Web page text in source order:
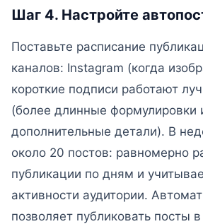
Шаг 4. Настройте
Поставьте расписание
каналов: Instagram (когда
короткие подписи работают
(более длинные формулировки
дополнительные детали). В
около 20 постов: равномерно
публикации по дням и
активности аудитории.
позволяет публиковать посты